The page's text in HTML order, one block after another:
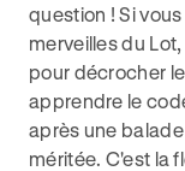
question ! Si
merveilles du
pour décrocher
apprendre le
après une
méritée. C'est la